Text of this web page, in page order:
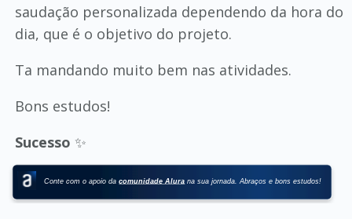
saudação personalizada dependendo da hora do
dia, que é o objetivo do projeto.
Ta mandando muito bem nas atividades.
Bons estudos!
Sucesso ✨